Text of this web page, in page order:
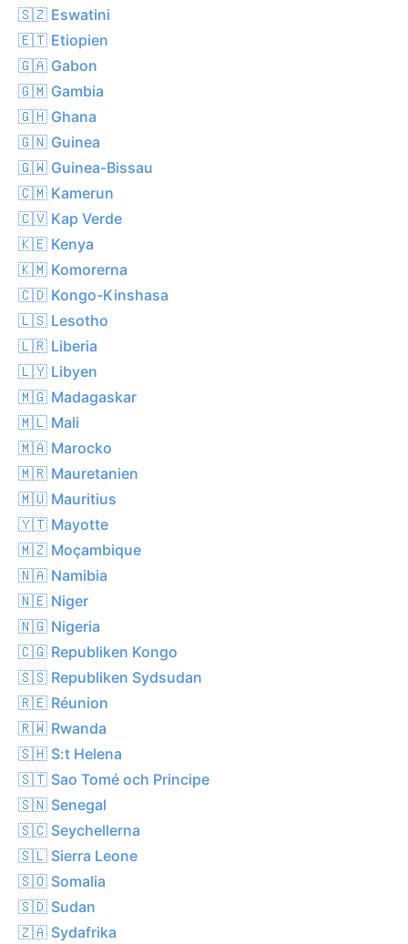
🇸🇿 Eswatini
🇪🇹 Etiopien
🇬🇦 Gabon
🇬🇲 Gambia
🇬🇭 Ghana
🇬🇳 Guinea
🇬🇼 Guinea-Bissau
🇨🇲 Kamerun
🇨🇻 Kap Verde
🇰🇪 Kenya
🇰🇲 Komorerna
🇨🇩 Kongo-Kinshasa
🇱🇸 Lesotho
🇱🇷 Liberia
🇱🇾 Libyen
🇲🇬 Madagaskar
🇲🇱 Mali
🇲🇦 Marocko
🇲🇷 Mauretanien
🇲🇺 Mauritius
🇾🇹 Mayotte
🇲🇿 Moçambique
🇳🇦 Namibia
🇳🇪 Niger
🇳🇬 Nigeria
🇨🇬 Republiken Kongo
🇸🇸 Republiken Sydsudan
🇷🇪 Réunion
🇷🇼 Rwanda
🇸🇭 S:t Helena
🇸🇹 Sao Tomé och Principe
🇸🇳 Senegal
🇸🇨 Seychellerna
🇸🇱 Sierra Leone
🇸🇴 Somalia
🇸🇩 Sudan
🇿🇦 Sydafrika